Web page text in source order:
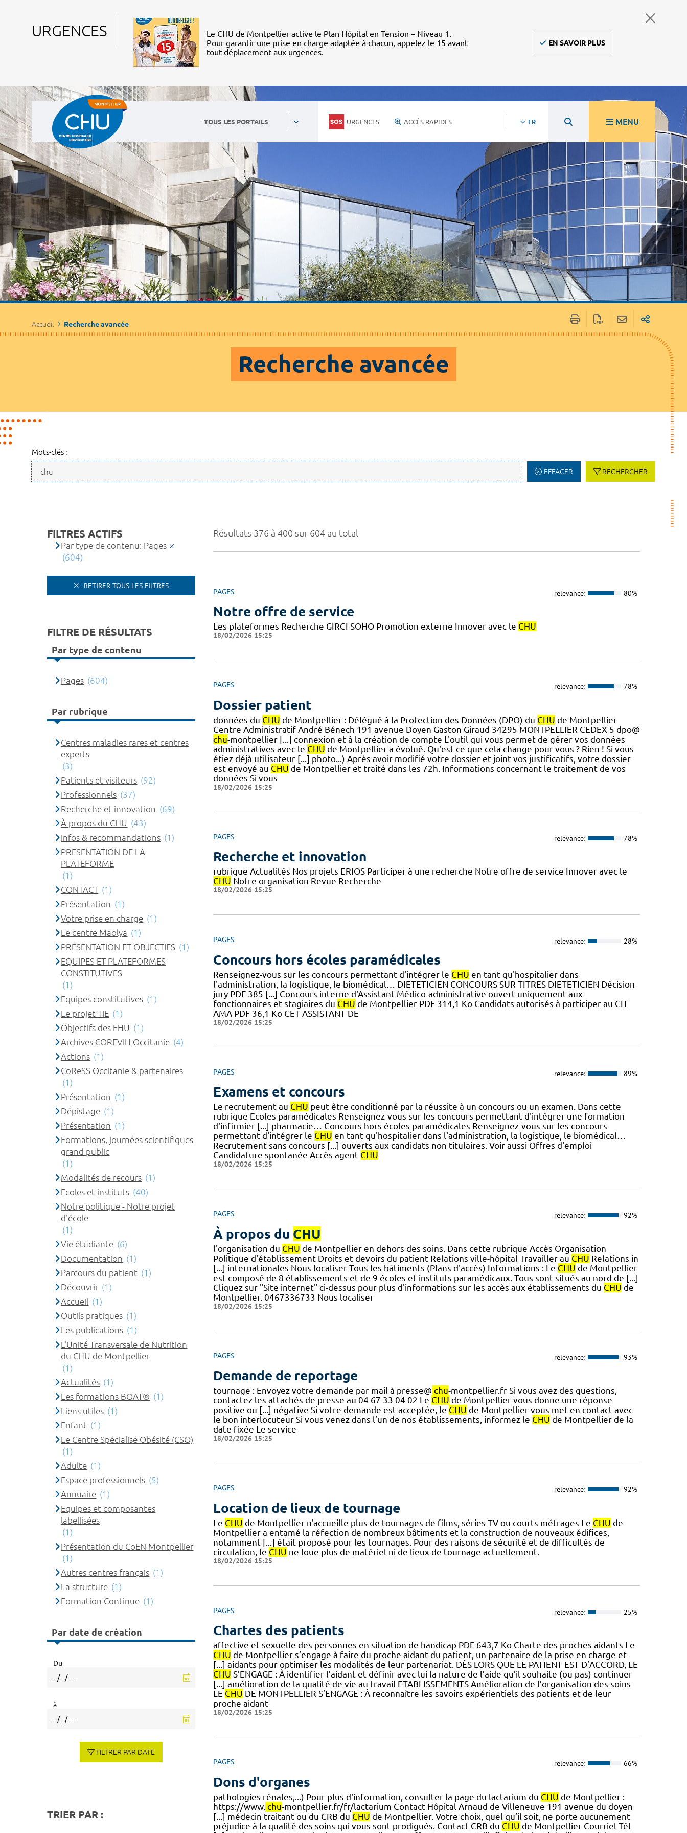
URGENCES
Le CHU de Montpellier active le Plan Hôpital en Tension – Niveau 1.
Pour garantir une prise en charge adaptée à chacun, appelez le 15 avant
tout déplacement aux urgences.
EN SAVOIR PLUS
TOUS LES PORTAILS URGENCES ACCÈS RAPIDES FR MENU
Accueil Recherche avancée
Recherche avancée
Mots-clés :
EFFACER RECHERCHER
Résultats 376 à 400 sur 604 au total
PAGES relevance: 80%
Notre offre de service
Les plateformes Recherche GIRCI SOHO Promotion externe Innover avec le CHU
18/02/2026 15:25
PAGES relevance: 78%
Dossier patient
données du CHU de Montpellier : Délégué à la Protection des Données (DPO) du CHU de Montpellier
Centre Administratif André Bénech 191 avenue Doyen Gaston Giraud 34295 MONTPELLIER CEDEX 5 dpo@
chu-montpellier [...] connexion et à la création de compte L'outil qui vous permet de gérer vos données
administratives avec le CHU de Montpellier a évolué. Qu'est ce que cela change pour vous ? Rien ! Si vous
étiez déjà utilisateur [...] photo...) Après avoir modifié votre dossier et joint vos justificatifs, votre dossier
est envoyé au CHU de Montpellier et traité dans les 72h. Informations concernant le traitement de vos
données Si vous
18/02/2026 15:25
PAGES relevance: 78%
Recherche et innovation
rubrique Actualités Nos projets ERIOS Participer à une recherche Notre offre de service Innover avec le
CHU Notre organisation Revue Recherche
18/02/2026 15:25
PAGES relevance: 28%
Concours hors écoles paramédicales
Renseignez-vous sur les concours permettant d'intégrer le CHU en tant qu'hospitalier dans
l'administration, la logistique, le biomédical… DIETETICIEN CONCOURS SUR TITRES DIETETICIEN Décision
jury PDF 385 [...] Concours interne d'Assistant Médico-administrative ouvert uniquement aux
fonctionnaires et stagiaires du CHU de Montpellier PDF 314,1 Ko Candidats autorisés à participer au CIT
AMA PDF 36,1 Ko CET ASSISTANT DE
18/02/2026 15:25
PAGES relevance: 89%
Examens et concours
Le recrutement au CHU peut être conditionné par la réussite à un concours ou un examen. Dans cette
rubrique Ecoles paramédicales Renseignez-vous sur les concours permettant d'intégrer une formation
d'infirmier [...] pharmacie… Concours hors écoles paramédicales Renseignez-vous sur les concours
permettant d'intégrer le CHU en tant qu'hospitalier dans l'administration, la logistique, le biomédical…
Recrutement sans concours [...] ouverts aux candidats non titulaires. Voir aussi Offres d'emploi
Candidature spontanée Accès agent CHU
18/02/2026 15:25
PAGES relevance: 92%
À propos du CHU
l'organisation du CHU de Montpellier en dehors des soins. Dans cette rubrique Accès Organisation
Politique d'établissement Droits et devoirs du patient Relations ville-hôpital Travailler au CHU Relations in
[...] internationales Nous localiser Tous les bâtiments (Plans d'accès) Informations : Le CHU de Montpellier
est composé de 8 établissements et de 9 écoles et instituts paramédicaux. Tous sont situés au nord de [...]
Cliquez sur "Site internet" ci-dessus pour plus d'informations sur les accès aux établissements du CHU de
Montpellier. 0467336733 Nous localiser
18/02/2026 15:25
PAGES relevance: 93%
Demande de reportage
tournage : Envoyez votre demande par mail à presse@ chu-montpellier.fr Si vous avez des questions,
contactez les attachés de presse au 04 67 33 04 02 Le CHU de Montpellier vous donne une réponse
positive ou [...] négative Si votre demande est acceptée, le CHU de Montpellier vous met en contact avec
le bon interlocuteur Si vous venez dans l’un de nos établissements, informez le CHU de Montpellier de la
date fixée Le service
18/02/2026 15:25
PAGES relevance: 92%
Location de lieux de tournage
Le CHU de Montpellier n'accueille plus de tournages de films, séries TV ou courts métrages Le CHU de
Montpellier a entamé la réfection de nombreux bâtiments et la construction de nouveaux édifices,
notamment [...] était proposé pour les tournages. Pour des raisons de sécurité et de difficultés de
circulation, le CHU ne loue plus de matériel ni de lieux de tournage actuellement.
18/02/2026 15:25
PAGES relevance: 25%
Chartes des patients
affective et sexuelle des personnes en situation de handicap PDF 643,7 Ko Charte des proches aidants Le
CHU de Montpellier s’engage à faire du proche aidant du patient, un partenaire de la prise en charge et
[...] aidants pour optimiser les modalités de leur partenariat. DÈS LORS QUE LE PATIENT EST D’ACCORD, LE
CHU S’ENGAGE : À identifier l’aidant et définir avec lui la nature de l’aide qu’il souhaite (ou pas) continuer
[...] amélioration de la qualité de vie au travail ETABLISSEMENTS Amélioration de l’organisation des soins
LE CHU DE MONTPELLIER S’ENGAGE : À reconnaître les savoirs expérientiels des patients et de leur
proche aidant
18/02/2026 15:25
PAGES relevance: 66%
Dons d'organes
pathologies rénales,...) Pour plus d'information, consulter la page du lactarium du CHU de Montpellier :
https://www. chu-montpellier.fr/fr/lactarium Contact Hôpital Arnaud de Villeneuve 191 avenue du doyen
[...] médecin traitant ou du CRB du CHU de Montpellier. Votre choix, quel qu’il soit, ne porte aucunement
préjudice à la qualité des soins qui vous sont prodigués. Contact CRB du CHU de Montpellier Courriel Tél
FILTRES ACTIFS
Par type de contenu: Pages
(604)
RETIRER TOUS LES FILTRES
FILTRE DE RÉSULTATS
Par type de contenu
Pages (604)
Par rubrique
Centres maladies rares et centres
experts
(3)
Patients et visiteurs (92)
Professionnels (37)
Recherche et innovation (69)
À propos du CHU (43)
Infos & recommandations (1)
PRESENTATION DE LA
PLATEFORME
(1)
CONTACT (1)
Présentation (1)
Votre prise en charge (1)
Le centre Maolya (1)
PRÉSENTATION ET OBJECTIFS (1)
EQUIPES ET PLATEFORMES
CONSTITUTIVES
(1)
Equipes constitutives (1)
Le projet TIE (1)
Objectifs des FHU (1)
Archives COREVIH Occitanie (4)
Actions (1)
CoReSS Occitanie & partenaires
(1)
Présentation (1)
Dépistage (1)
Présentation (1)
Formations, journées scientifiques
grand public
(1)
Modalités de recours (1)
Ecoles et instituts (40)
Notre politique - Notre projet
d'école
(1)
Vie étudiante (6)
Documentation (1)
Parcours du patient (1)
Découvrir (1)
Accueil (1)
Outils pratiques (1)
Les publications (1)
L'Unité Transversale de Nutrition
du CHU de Montpellier
(1)
Actualités (1)
Les formations BOAT® (1)
Liens utiles (1)
Enfant (1)
Le Centre Spécialisé Obésité (CSO)
(1)
Adulte (1)
Espace professionnels (5)
Annuaire (1)
Equipes et composantes
labellisées
(1)
Présentation du CoEN Montpellier
(1)
Autres centres français (1)
La structure (1)
Formation Continue (1)
Par date de création
Du
à
FILTRER PAR DATE
TRIER PAR :